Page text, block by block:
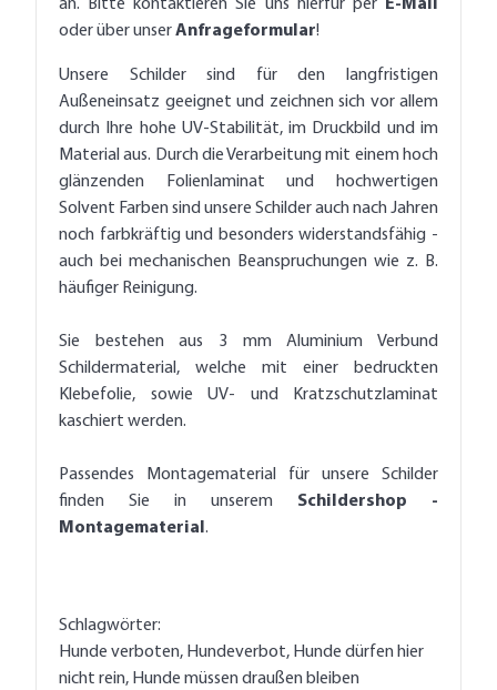
an. Bitte kontaktieren Sie uns hierfür per E-Mail
oder über unserAnfrageformular!
Unsere Schilder sind für den langfristigen
Außeneinsatz geeignet und zeichnen sich vor allem
durch Ihre hohe UV-Stabilität, im Druckbild und im
Material aus. Durch die Verarbeitung mit einem hoch
glänzenden Folienlaminat und hochwertigen
Solvent Farben sind unsere Schilder auch nach Jahren
noch farbkräftig und besonders widerstandsfähig -
auch bei mechanischen Beanspruchungen wie z. B.
häufiger Reinigung.
Sie bestehen aus 3 mm Aluminium Verbund
Schildermaterial, welche mit einer bedruckten
Klebefolie, sowie UV- und Kratzschutzlaminat
kaschiert werden.
Passendes Montagematerial für unsere Schilder
finden Sie in unserem Schildershop -
Montagematerial.
Schlagwörter:
Hunde verboten, Hundeverbot, Hunde dürfen hier
nicht rein, Hunde müssen draußen bleiben